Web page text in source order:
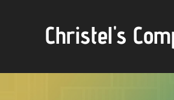
Christel's